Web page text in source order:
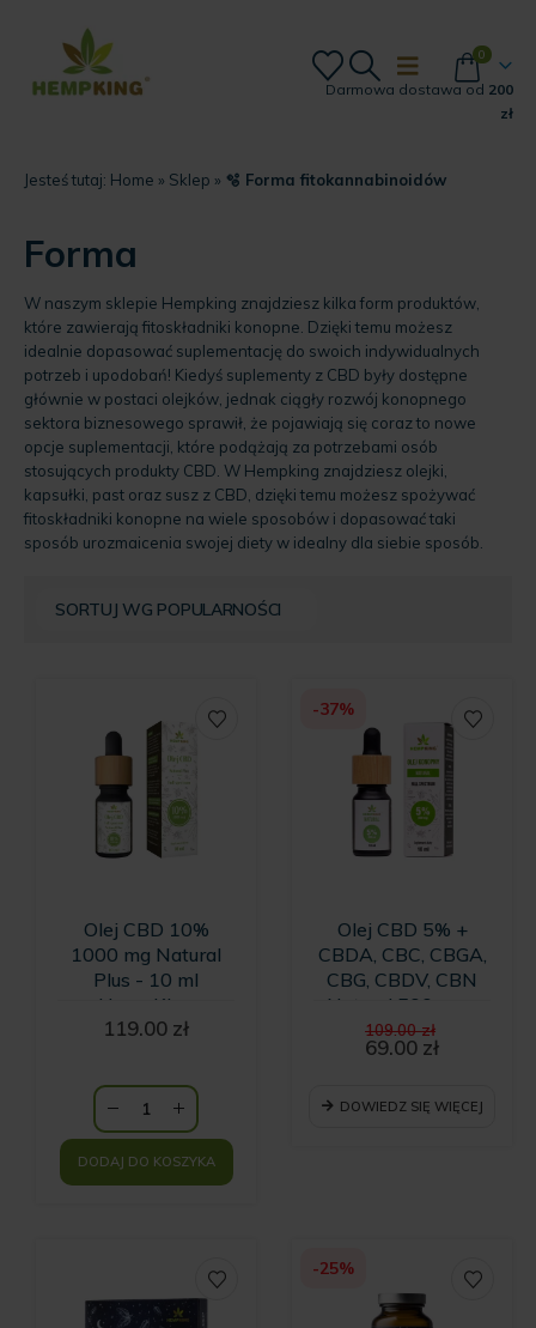
0
Darmowa dostawa od 200
zł
Jesteś tutaj: Home » Sklep » 🫧 Forma fitokannabinoidów
Forma
W naszym sklepie Hempking znajdziesz kilka form produktów,
które zawierają fitoskładniki konopne. Dzięki temu możesz
idealnie dopasować suplementację do swoich indywidualnych
potrzeb i upodobań! Kiedyś suplementy z CBD były dostępne
głównie w postaci olejków, jednak ciągły rozwój konopnego
sektora biznesowego sprawił, że pojawiają się coraz to nowe
opcje suplementacji, które podążają za potrzebami osób
stosujących produkty CBD. W Hempking znajdziesz olejki,
kapsułki, past oraz susz z CBD, dzięki temu możesz spożywać
fitoskładniki konopne na wiele sposobów i dopasować taki
sposób urozmaicenia swojej diety w idealny dla siebie sposób.
Olej CBD 10%
1000 mg Natural
Plus - 10 ml
HempKing
119.00 zł
DODAJ DO KOSZYKA
-37%
Olej CBD 5% +
CBDA, CBC, CBGA,
CBG, CBDV, CBN
Natural 500 mg -
10ml
109.00zł
cena
69.00 zł
wynosi:
DOWIEDZ SIĘ WIĘCEJ
-25%